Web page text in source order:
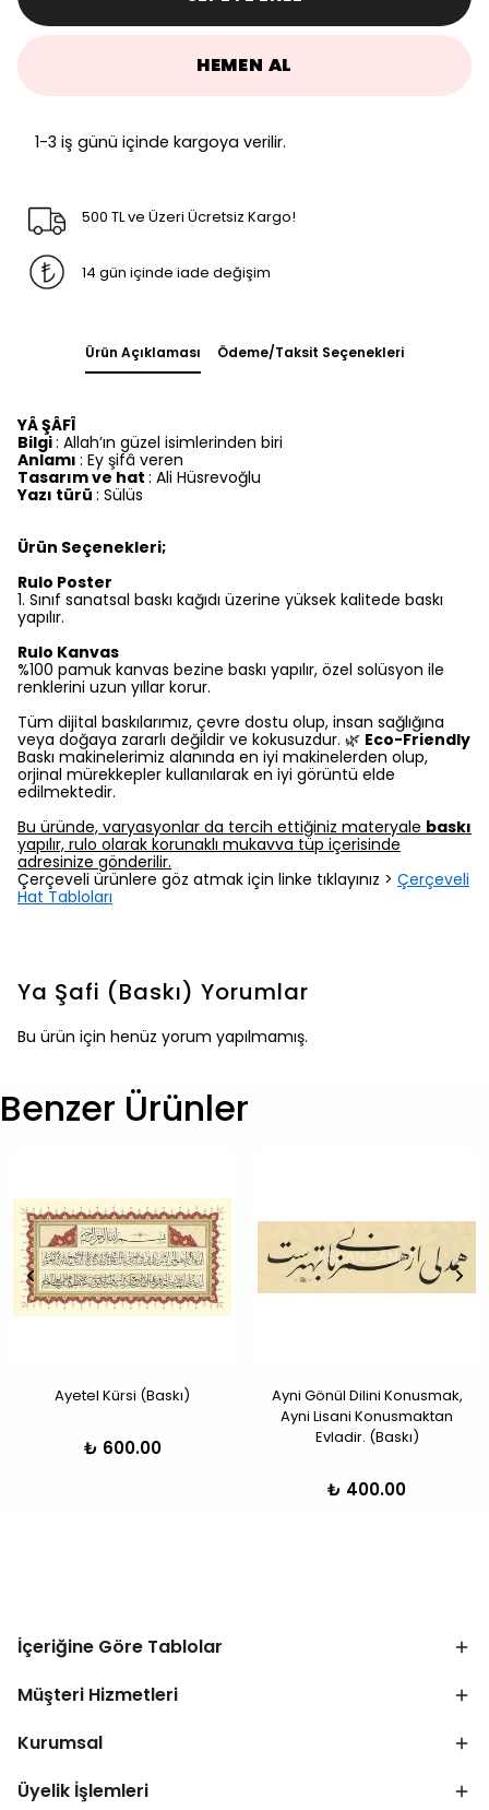
HEMEN AL
1-3 iş günü içinde kargoya verilir.
500 TL ve Üzeri Ücretsiz Kargo!
14 gün içinde iade değişim
Ürün Açıklaması Ödeme/Taksit Seçenekleri
YÂ ŞÂFÎ
Bilgi: Allah’ın güzel isimlerinden biri
Anlamı : Ey şifâ veren
Tasarım ve hat : Ali Hüsrevoğlu
Yazı türü : Sülüs
Ürün Seçenekleri;
Rulo Poster
1.⁠ ⁠Sınıf sanatsal baskı kağıdı üzerine yüksek kalitede baskı
yapılır.
Rulo Kanvas
%100 pamuk kanvas bezine baskı yapılır, özel solüsyon ile
renklerini uzun yıllar korur.
Tüm dijital baskılarımız, çevre dostu olup, insan sağlığına
veya doğaya zararlı değildir ve kokusuzdur. 🌿 Eco-Friendly
Baskı makinelerimiz alanında en iyi makinelerden olup,
orjinal mürekkepler kullanılarak en iyi görüntü elde
edilmektedir.
Bu üründe, varyasyonlar da tercih ettiğiniz materyale baskı
yapılır, rulo olarak korunaklı mukavva tüp içerisinde
adresinize gönderilir.
Çerçeveli ürünlere göz atmak için linke tıklayınız > Çerçeveli
Hat Tabloları
Ya Şafi (Baskı) Yorumlar
Bu ürün için henüz yorum yapılmamış.
Benzer Ürünler
Ayetel Kürsi (Baskı)
₺ 600.00
Ayni Gönül Dilini Konusmak,
Ayni Lisani Konusmaktan
Evladir. (Baskı)
₺ 400.00
İçeriğine Göre Tablolar
Müşteri Hizmetleri
Kurumsal
Üyelik İşlemleri